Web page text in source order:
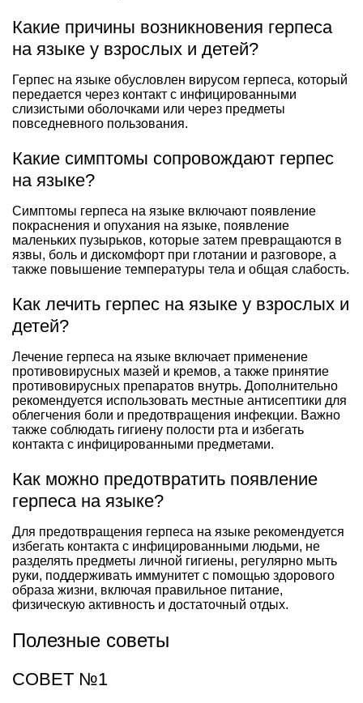
Какие причины возникновения герпеса
на языке у взрослых и детей?
Герпес на языке обусловлен вирусом герпеса, который
передается через контакт с инфицированными
слизистыми оболочками или через предметы
повседневного пользования.
Какие симптомы сопровождают герпес
на языке?
Симптомы герпеса на языке включают появление
покраснения и опухания на языке, появление
маленьких пузырьков, которые затем превращаются в
язвы, боль и дискомфорт при глотании и разговоре, а
также повышение температуры тела и общая слабость.
Как лечить герпес на языке у взрослых и
детей?
Лечение герпеса на языке включает применение
противовирусных мазей и кремов, а также принятие
противовирусных препаратов внутрь. Дополнительно
рекомендуется использовать местные антисептики для
облегчения боли и предотвращения инфекции. Важно
также соблюдать гигиену полости рта и избегать
контакта с инфицированными предметами.
Как можно предотвратить появление
герпеса на языке?
Для предотвращения герпеса на языке рекомендуется
избегать контакта с инфицированными людьми, не
разделять предметы личной гигиены, регулярно мыть
руки, поддерживать иммунитет с помощью здорового
образа жизни, включая правильное питание,
физическую активность и достаточный отдых.
Полезные советы
СОВЕТ №1